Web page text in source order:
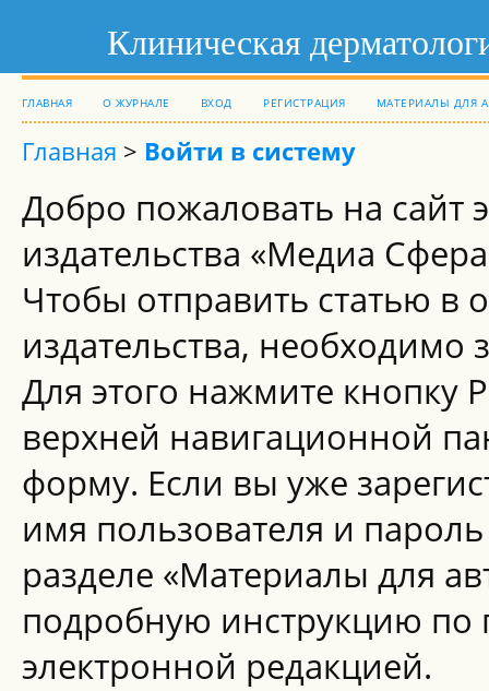
Клиническая
ГЛАВНАЯ О ЖУРНАЛЕ ВХОД РЕГИСТРАЦИЯ МАТЕРИАЛЫ ДЛЯ
Главная > Войти в систему
Добро пожаловать на сайт
издательства «Медиа
Чтобы отправить статью в
издательства, необходимо
Для этого нажмите кнопку
верхней навигационной
форму. Если вы уже
имя пользователя и
разделе «Материалы для
подробную инструкцию по
электронной редакцией.